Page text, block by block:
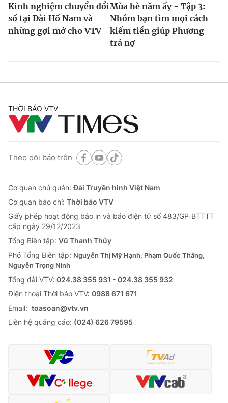
Kinh nghiệm chuyển đổi
số tại Đài Hồ Nam và
những gợi mở cho VTV
Mùa hè năm ấy - Tập 3:
Nhóm bạn tìm mọi cách
kiếm tiền giúp Phương
trả nợ
THỜI BÁO VTV
Theo dõi báo trên
Cơ quan chủ quản:Đài Truyền hình Việt Nam
Cơ quan báo chí: Thời báo VTV
Giấy phép hoạt động báo in và báo điện tử số 483/GP-BTTTT
cấp ngày 29/12/2023
Tổng Biên tập: Vũ Thanh Thủy
Phó Tổng Biên tập: Nguyễn Thị Mỹ Hạnh, Phạm Quốc Thắng,
Nguyễn Trọng Ninh
Tổng đài VTV: 024.38 355 931 - 024.38 355 932
Ðiện thoại Thời báo VTV: 0988 671 671
Email: toasoan@vtv.vn
Liên hệ quảng cáo: (024) 626 79595